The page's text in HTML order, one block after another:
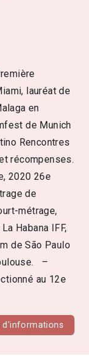
lauréat de
en
de Munich
Rencontres
récompenses.
2020 26e
de
métrage,
Habana IFF,
de São Paulo
–
au 12e
d'informations